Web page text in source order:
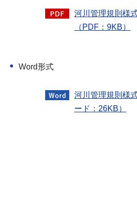
河川管理規則様
（PDF：9KB）
Word形式
河川管理規則様
ード：26KB）